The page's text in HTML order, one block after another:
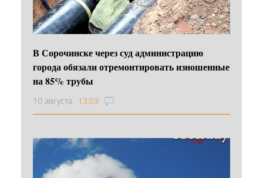
В Сорочинске через суд администрацию
города обязали отремонтировать изношенные
на 85% трубы
10 августа 13:03